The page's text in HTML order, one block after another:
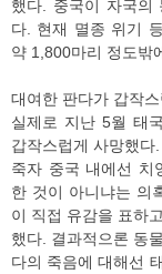
했다. 중국이 자국의
다. 현재 멸종 위기
약 1,800마리 정도밖
대여한 판다가 갑작
실제로 지난 5월 태
갑작스럽게 사망했다
죽자 중국 내에선 치
한 것이 아니냐는 의
이 직접 유감을 표하
했다. 결과적으론 동
다의 죽음에 대해선